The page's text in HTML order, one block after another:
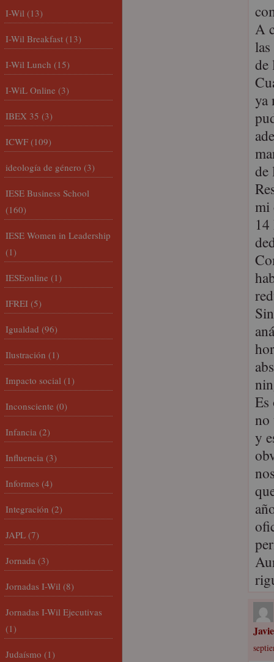
A
de
ya
de
mi
Es
no
y
I-Wil (13)
I-Wil Breakfast (13)
I-Wil Lunch (15)
I-WiL Online (3)
IBEX 35 (3)
ICWF (109)
ideología de género (3)
IESE Business School
(160)
IESE Women in Leadership
(1)
IESEonline (1)
IFREI (5)
Igualdad (96)
Ilustración (1)
Impacto social (1)
Inconsciente (0)
Infancia (2)
Influencia (3)
Informes (4)
Integración (2)
JAPL (7)
Jornada (3)
Jornadas I-Wil (8)
Jornadas I-Wil Ejecutivas
(1)
Judaísmo (1)